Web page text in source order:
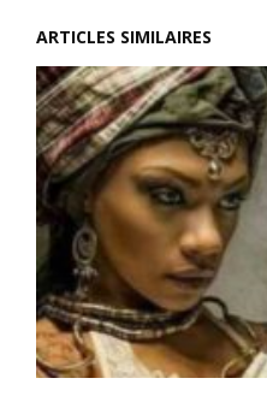
ARTICLES SIMILAIRES